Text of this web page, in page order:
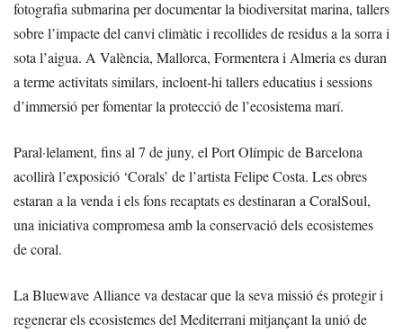
fotografia submarina per documentar la biodiversitat marina, tallers
sobre l’impacte del canvi climàtic i recollides de residus a la sorra i
sota l’aigua. A València, Mallorca, Formentera i Almeria es duran
a terme activitats similars, incloent-hi tallers educatius i sessions
d’immersió per fomentar la protecció de l’ecosistema marí.
Paral·lelament, fins al 7 de juny, el Port Olímpic de Barcelona
acollirà l’exposició ‘Corals’ de l’artista Felipe Costa. Les obres
estaran a la venda i els fons recaptats es destinaran a CoralSoul,
una iniciativa compromesa amb la conservació dels ecosistemes
de coral.
La Bluewave Alliance va destacar que la seva missió és protegir i
regenerar els ecosistemes del Mediterrani mitjançant la unió de